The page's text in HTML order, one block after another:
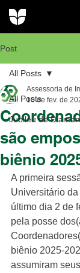
Post
All Posts
Jubileu de
All Posts
são
biênio
Assessoria de
10 de fev. de
A primeira
Universitário
último dia 2 de
pela posse
biênio 2025-
assumiram